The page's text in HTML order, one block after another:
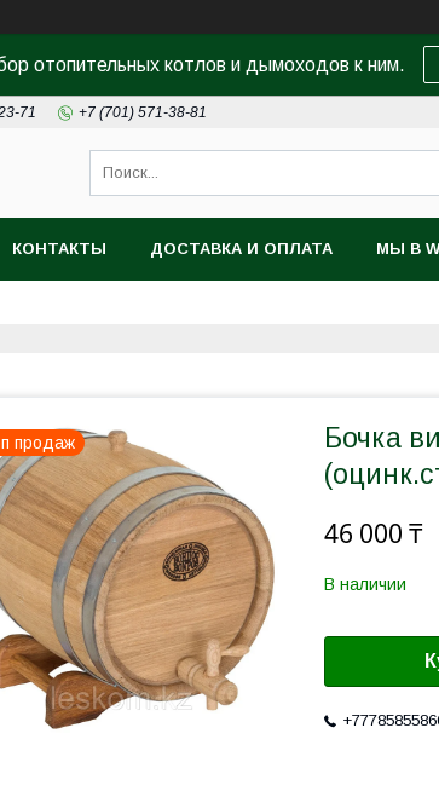
отопительных котлов и дымоходов к ним.
71 +7 (701) 571-38-81
КОНТАКТЫ ДОСТАВКА И ОПЛАТА МЫ В
продаж
Бочка
46 000 ₸
В наличии